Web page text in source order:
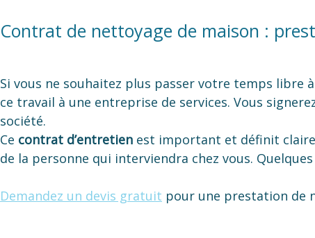
Contrat de nettoyage de maison :
Si vous ne souhaitez plus passer votre temps libre
ce travail à une entreprise de services. Vous
société.
Ce contrat d’entretien est important et définit
de la personne qui interviendra chez vous.
Demandez un devis gratuit pour une prestation de